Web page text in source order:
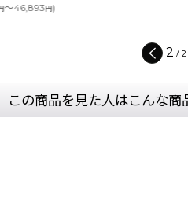
円～46,893
1/ 2
この商品を見た人はこんな